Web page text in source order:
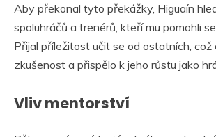
Aby překonal tyto překážky, Higuaín
spoluhráčů a trenérů, kteří mu pomohli
Přijal příležitost učit se od ostatních, což
zkušenost a přispělo k jeho růstu jako
Vliv mentorství